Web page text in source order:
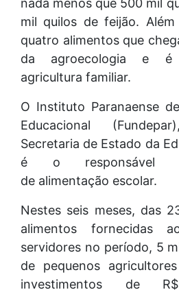
mil quilos de feijão.
quatro alimentos que
da agroecologia e é
agricultura familiar.
O Instituto Paranaense
Educacional
Secretaria de Estado da
é o responsável
de alimentação escolar.
Nestes seis meses, das
alimentos fornecidas
servidores no período, 5
de pequenos
investimentos de